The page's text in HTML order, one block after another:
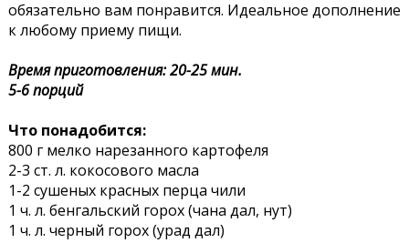
обязательно вам понравится. Идеальное дополнение
к любому приему пищи.
Время приготовления: 20-25 мин.
5-6 порций
Что понадобится:
800 г мелко нарезанного картофеля
2-3 ст. л. кокосового масла
1-2 сушеных красных перца чили
1 ч. л. бенгальский горох (чана дал, нут)
1 ч. л. черный горох (урад дал)